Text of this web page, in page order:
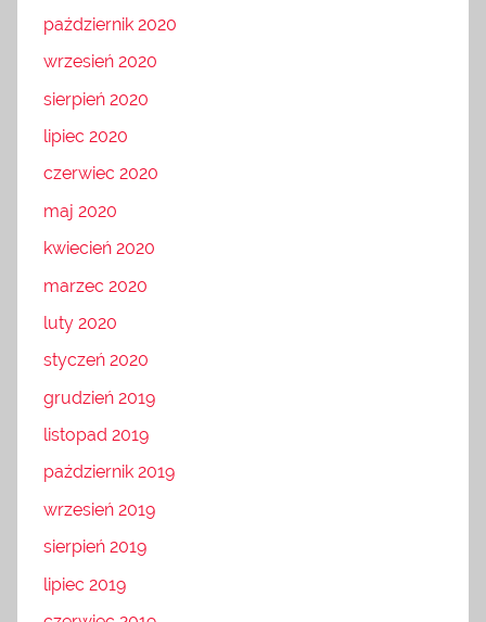
październik 2020
wrzesień 2020
sierpień 2020
lipiec 2020
czerwiec 2020
maj 2020
kwiecień 2020
marzec 2020
luty 2020
styczeń 2020
grudzień 2019
listopad 2019
październik 2019
wrzesień 2019
sierpień 2019
lipiec 2019